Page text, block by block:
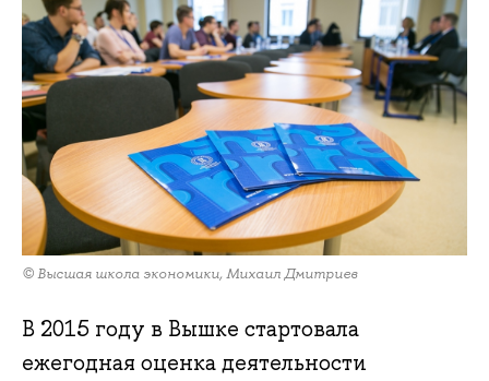
© Высшая школа экономики, Михаил Дмитриев
В 2015 году в Вышке стартовала
ежегодная оценка деятельности